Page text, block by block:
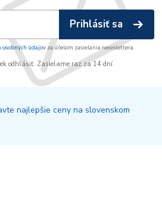
Prihlásiť sa
osobných údajov za účelom zasielania newslettera.
odhlásiť. Zasielame raz za 14 dní.